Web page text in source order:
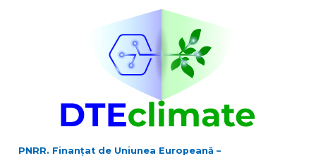
PNRR. Finanțat de Uniunea Europeană –